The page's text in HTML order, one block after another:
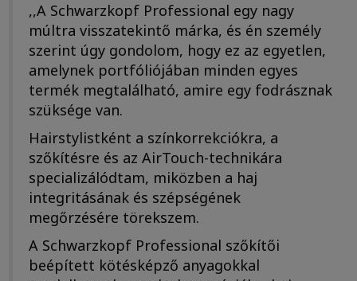
,,A Schwarzkopf Professional egy nagy
múltra visszatekintő márka, és én személy
szerint úgy gondolom, hogy ez az egyetlen,
amelynek portfóliójában minden egyes
termék megtalálható, amire egy fodrásznak
szüksége van.
Hairstylistként a színkorrekciókra, a
szőkítésre és az AirTouch-technikára
specializálódtam, miközben a haj
integritásának és szépségének
megőrzésére törekszem.
A Schwarzkopf Professional szőkítői
beépített kötésképző anyagokkal